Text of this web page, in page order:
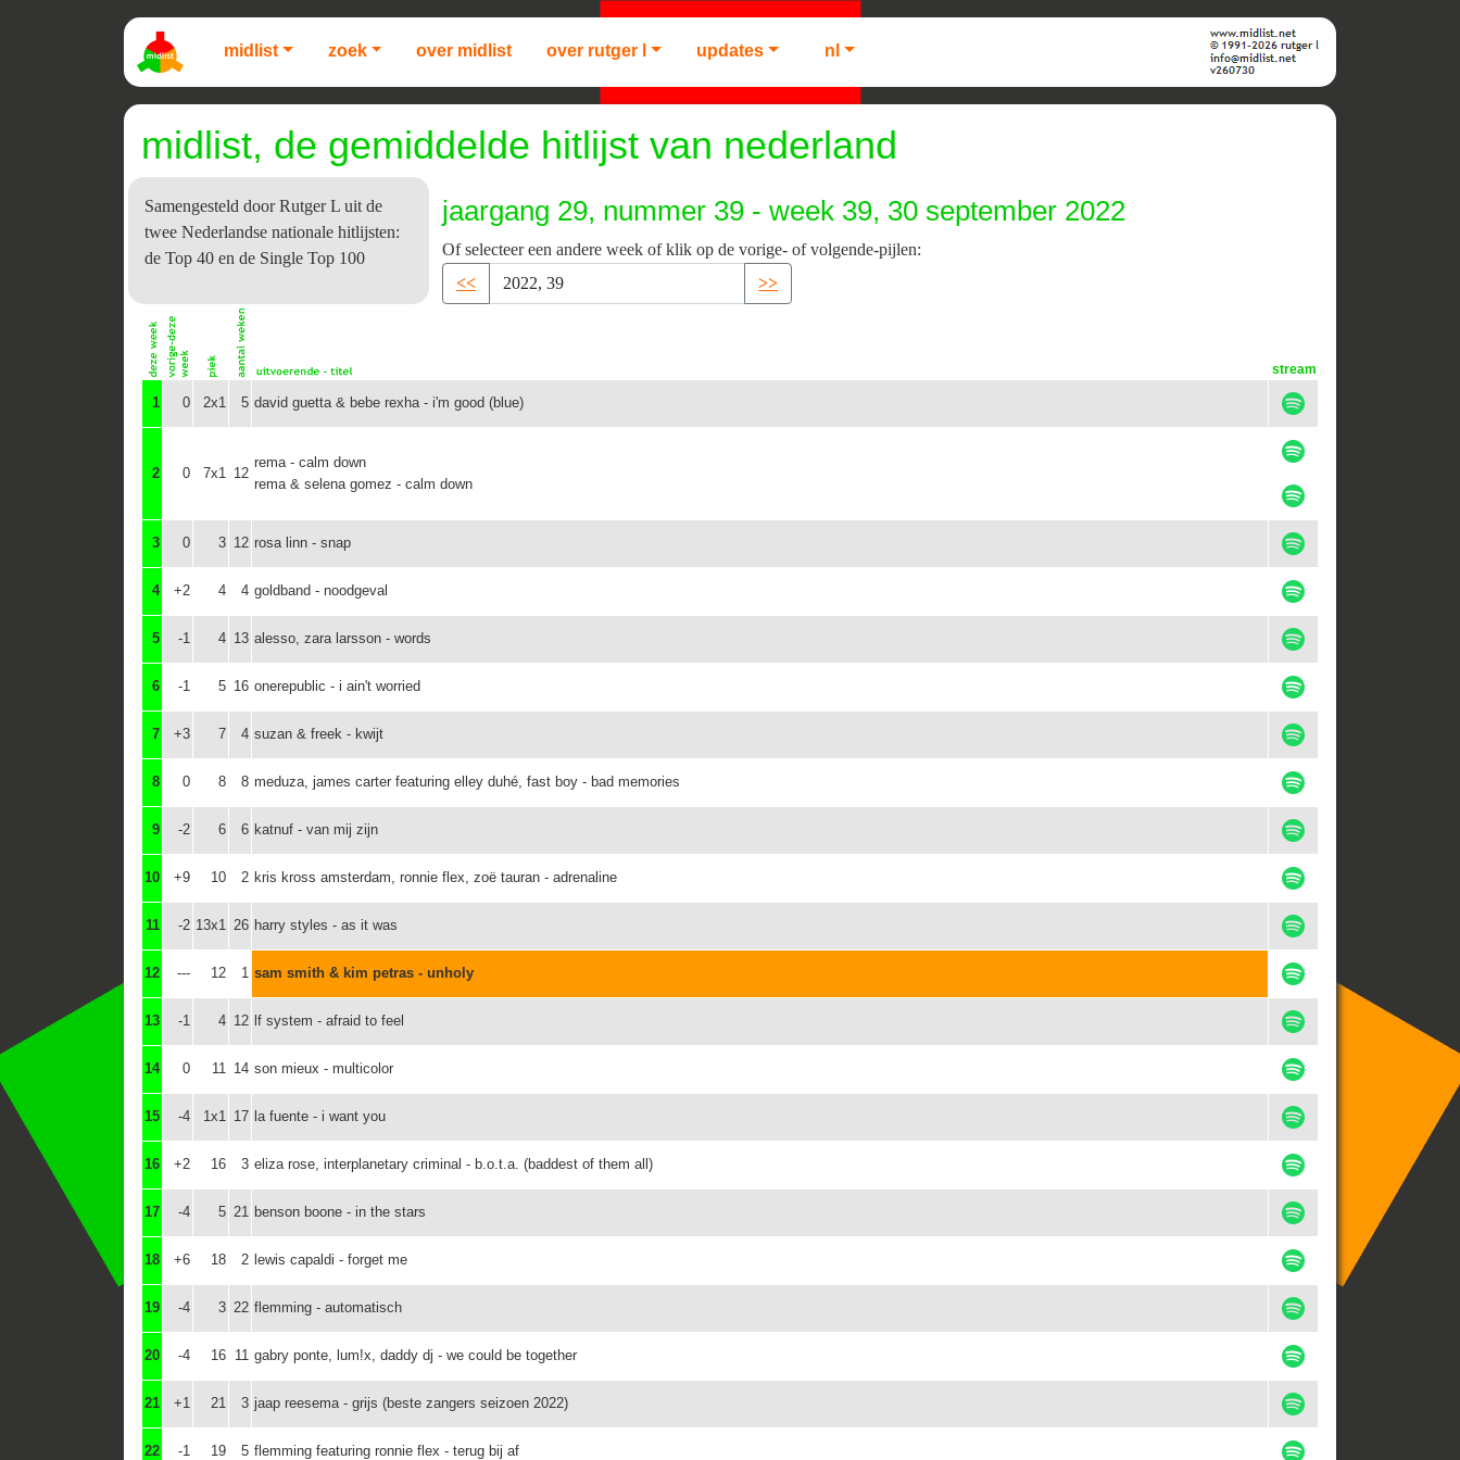
midlist zoek over midlist over rutger l updates nl
midlist, de gemiddelde hitlijst van nederland
Samengesteld door Rutger L uit de
twee Nederlandse nationale hitlijsten:
de Top 40 en de Single Top 100
jaargang 29, nummer 39 - week 39, 30 september 2022
Of selecteer een andere week of klik op de vorige- of volgende-pijlen:
<<
>>
stream
1 0 2x1 5 david guetta & bebe rexha - i'm good (blue)
2 0 7x1 12
rema - calm down
rema & selena gomez - calm down
3 0 3 12 rosa linn - snap
4 +2 4 4 goldband - noodgeval
5 -1 4 13 alesso, zara larsson - words
6 -1 5 16 onerepublic - i ain't worried
7 +3 7 4 suzan & freek - kwijt
8 0 8 8 meduza, james carter featuring elley duhé, fast boy - bad memories
9 -2 6 6 katnuf - van mij zijn
10 +9 10 2 kris kross amsterdam, ronnie flex, zoë tauran - adrenaline
11 -2 13x1 26 harry styles - as it was
12 --- 12 1 sam smith & kim petras - unholy
13 -1 4 12 lf system - afraid to feel
14 0 11 14 son mieux - multicolor
15 -4 1x1 17 la fuente - i want you
16 +2 16 3 eliza rose, interplanetary criminal - b.o.t.a. (baddest of them all)
17 -4 5 21 benson boone - in the stars
18 +6 18 2 lewis capaldi - forget me
19 -4 3 22 flemming - automatisch
20 -4 16 11 gabry ponte, lum!x, daddy dj - we could be together
21 +1 21 3 jaap reesema - grijs (beste zangers seizoen 2022)
22 -1 19 5 flemming featuring ronnie flex - terug bij af